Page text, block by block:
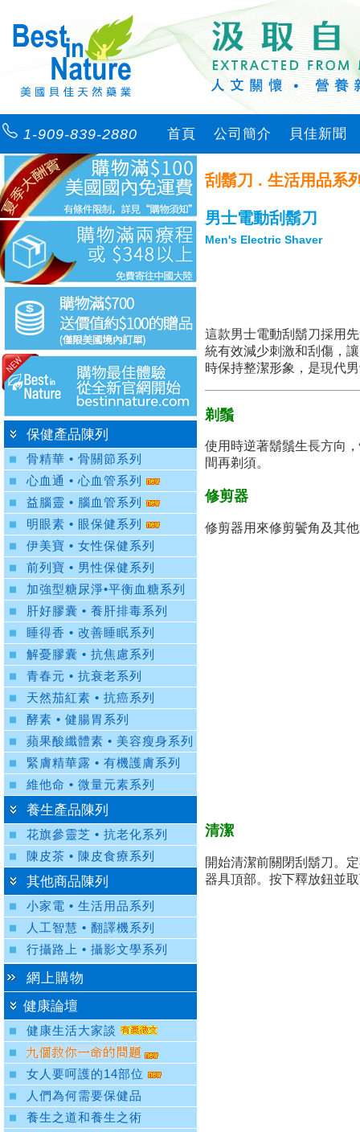
1-909-839-2880 首頁 公司簡介 貝佳新聞
刮鬍刀 . 生活用品系
男士電動刮鬍刀
Men's Electric Shaver
這款男士電動刮鬍刀採用
統有效減少刺激和刮傷，
時保持整潔形象，是現代
剃鬚
使用時逆著鬍鬚生長方向
間再剃須。
修剪器
修剪器用來修剪鬢角及其
清潔
開始清潔前關閉刮鬍刀。
器具頂部。按下釋放鈕並
保健產品陳列
骨精華 • 骨關節系列
心血通 • 心血管系列
益腦靈 • 腦血管系列
明眼素 • 眼保健系列
伊美寶 • 女性保健系列
前列寶 • 男性保健系列
加強型糖尿淨•平衡血糖系列
肝好膠囊 • 養肝排毒系列
睡得香 • 改善睡眠系列
解憂膠囊 • 抗焦慮系列
青春元 • 抗衰老系列
天然茄紅素 • 抗癌系列
酵素 • 健腸胃系列
蘋果酸纖體素 • 美容瘦身系列
緊膚精華露 • 有機護膚系列
維他命 • 微量元素系列
養生產品陳列
花旗參靈芝 • 抗老化系列
陳皮茶 • 陳皮食療系列
其他商品陳列
小家電 • 生活用品系列
人工智慧 • 翻譯機系列
行攝路上 • 攝影文學系列
網上購物
健康論壇
健康生活大家談
女人要呵護的14部位
人們為何需要保健品
養生之道和養生之術